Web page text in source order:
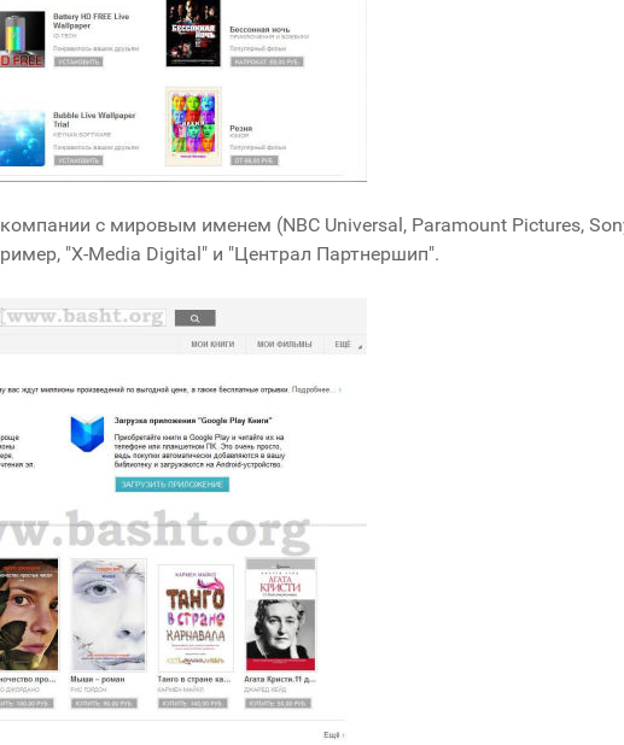
с мировым именем (NBC Universal, Paramount Pictures,
"X-Media Digital" и "Централ Партнершип".